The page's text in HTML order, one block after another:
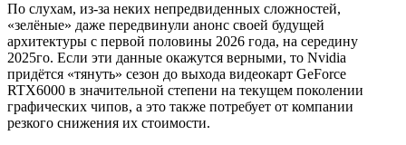
По слухам, из-за неких непредвиденных сложностей,
«зелёные» даже передвинули анонс своей будущей
архитектуры с первой половины 2026 года, на середину
2025го. Если эти данные окажутся верными, то Nvidia
придётся «тянуть» сезон до выхода видеокарт GeForce
RTX6000 в значительной степени на текущем поколении
графических чипов, а это также потребует от компании
резкого снижения их стоимости.